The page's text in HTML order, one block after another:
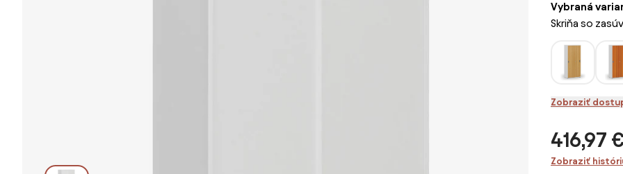
Vybraná
Skriňa so
Zobraziť
416,97
Zobraziť